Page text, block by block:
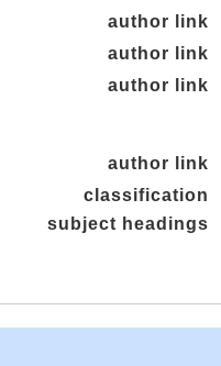
author link
author link
author link
author link
classification
subject headings